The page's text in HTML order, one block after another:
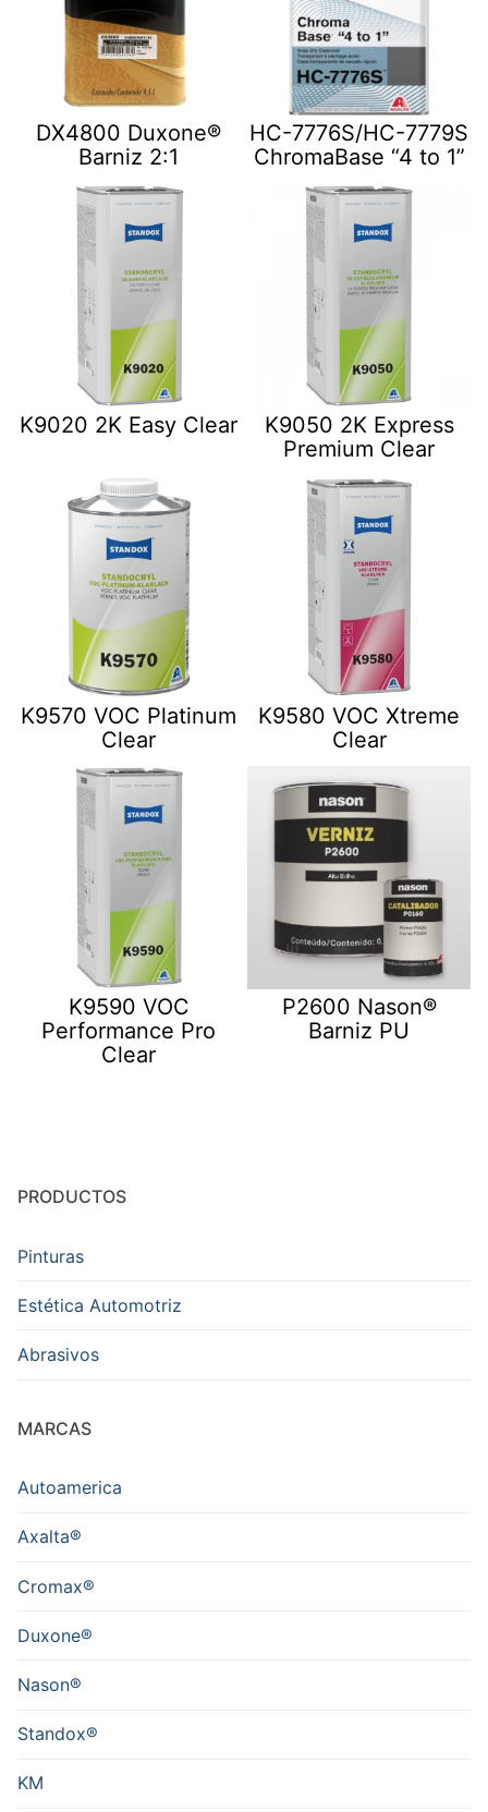
DX4800 Duxone®
Barniz 2:1
HC-7776S/HC-7779S
ChromaBase “4 to 1”
K9020 2K Easy Clear
K9050 2K Express
Premium Clear
K9570 VOC Platinum
Clear
K9580 VOC Xtreme
Clear
K9590 VOC
Performance Pro
Clear
P2600 Nason®
Barniz PU
PRODUCTOS
Pinturas
Estética Automotriz
Abrasivos
MARCAS
Autoamerica
Axalta®
Cromax®
Duxone®
Nason®
Standox®
KM